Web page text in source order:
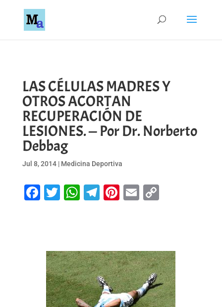
LAS CÉLULAS MADRES Y
OTROS ACORTAN
RECUPERACIÓN DE
LESIONES. — Por Dr. Norberto
Debbag
Jul 8, 2014| Medicina Deportiva
Facebook
Twitter
WhatsApp
Telegram
Pinterest
EmailCopy